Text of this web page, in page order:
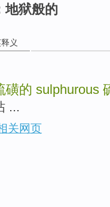
地狱般的
义
磺的 sulphurous
...
关网页